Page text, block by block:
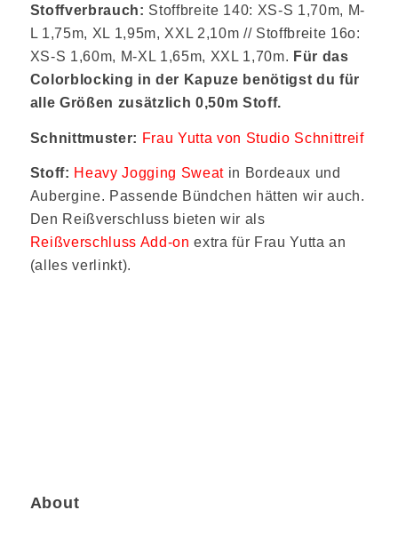
Stoffverbrauch: Stoffbreite 140: XS-S 1,70m, M-
L 1,75m, XL 1,95m, XXL 2,10m // Stoffbreite 16o:
XS-S 1,60m, M-XL 1,65m, XXL 1,70m. Für das
Colorblocking in der Kapuze benötigst du für
alle Größen zusätzlich 0,50m Stoff.
Schnittmuster: Frau Yutta von Studio Schnittreif
Stoff: Heavy Jogging Sweatin Bordeaux und
Aubergine. Passende Bündchen hätten wir auch.
Den Reißverschluss bieten wir als
Reißverschluss Add-on extra für Frau Yutta an
(alles verlinkt).
About